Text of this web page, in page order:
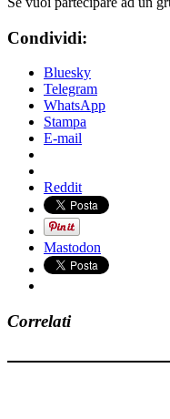
Condividi:
Bluesky
Telegram
WhatsApp
Stampa
E-mail
Reddit
Mastodon
Correlati